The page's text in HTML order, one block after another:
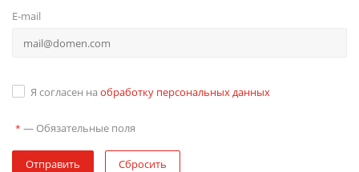
E-mail
Я согласен на обработку персональных данных
* — Обязательные поля
Отправить Сбросить